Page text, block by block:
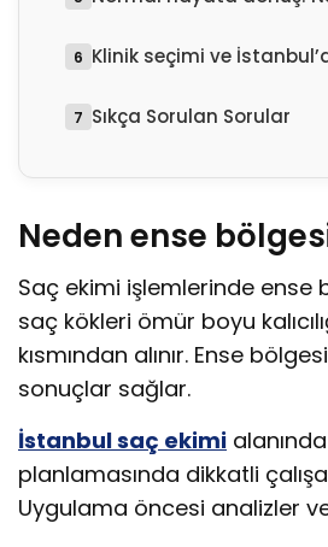
Klinik seçimi ve
Sıkça Sorulan Sorular
Neden ense
Saç ekimi işlemlerinde ense
saç kökleri ömür boyu
kısmından alınır. Ense
sonuçlar sağlar.
İstanbul saç ekimi
planlamasında dikkatli
Uygulama öncesi analizler